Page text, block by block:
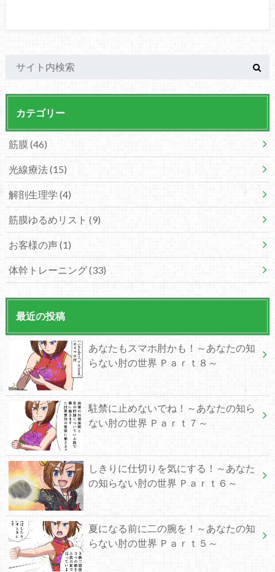
カテゴリー
筋膜 (46)
光線療法(15)
解剖生理学 (4)
筋膜ゆるめリスト (9)
お客様の声(1)
体幹トレーニング(33)
最近の投稿
あなたもスマホ肘かも！～あなたの知
らない肘の世界 Ｐａｒｔ８～
駐禁に止めないでね！～あなたの知ら
ない肘の世界 Ｐａｒｔ７～
しきりに仕切りを気にする！～あなた
の知らない肘の世界 Ｐａｒｔ６～
夏になる前に二の腕を！～あなたの知
らない肘の世界 Ｐａｒｔ５～